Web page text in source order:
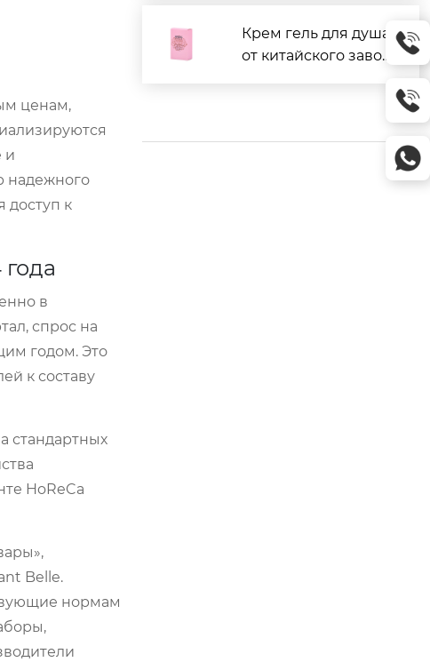
ценам,
и
надежного
доступ к
в
спрос на
годом. Это
к составу
стандартных
HoReCa
Belle.
нормам
Крем гель для душа
от китайского завод